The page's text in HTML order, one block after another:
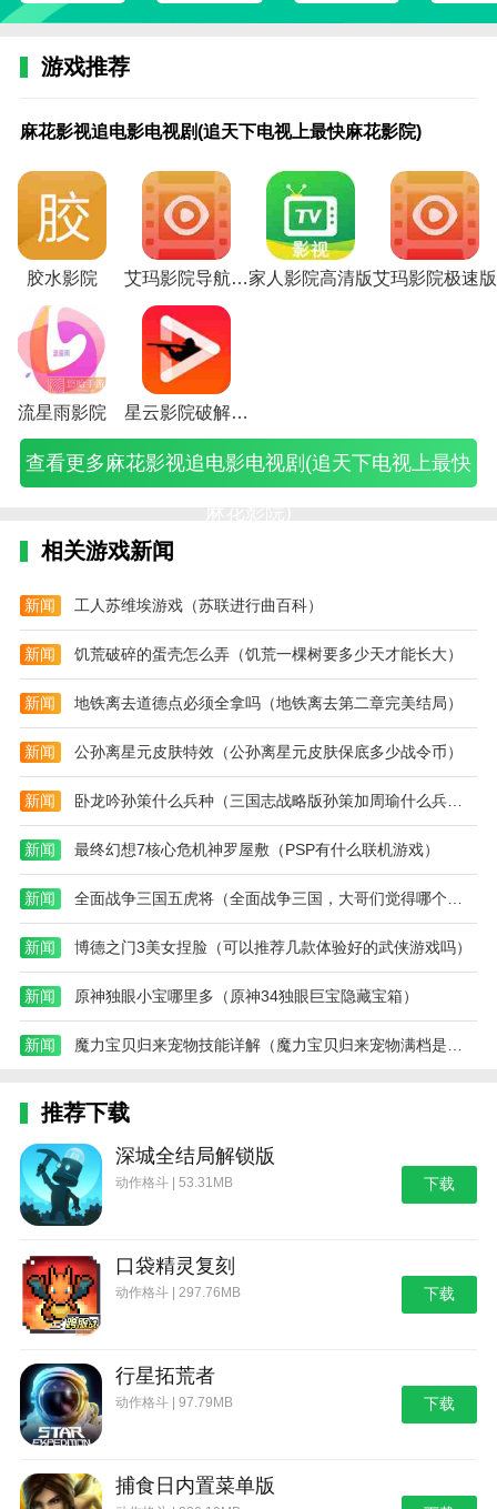
找到最新最全的信息，第一时间推送至系统。
2.还可以点击站内外的海量视频资源库，找到自己感兴
趣的各类内容。
3，老六影院这个软件可以快速升级。会员模式和外挂
老六影院函数
1.还可以自由体验各种优质真人秀的沉浸式观看环境，
接受系统的各种热门内容推送。
朋友分享所有精彩的视频片段。
3.在老六影院软件里，有各种电视频道，有各种电台深
夜播出的美女主播内容，等你来点。
游戏推荐
电影电视剧
(追天下电
花影院)
影怎么评价
影院(淘票
怎么取)
app更改手
机号(万达
更换)
看自己的影
评(淘票票
评价)
票便宜还是
线下买(猫
宜还是影院
便宜)
麻花影视追电影电视剧(追天下电视上最快麻花影院)
胶水影院 艾玛影院导航入口免费视频家人影院高清版艾玛影院极速版
流星雨影院 星云影院破解版下载
查看更多麻花影视追电影电视剧(追天下电视上最快
相关游戏新闻
新闻 工人苏维埃游戏（苏联进行曲百科）
新闻 饥荒破碎的蛋壳怎么弄（饥荒一棵树要多少天才能长大）
新闻 地铁离去道德点必须全拿吗（地铁离去第二章完美结局）
新闻 公孙离星元皮肤特效（公孙离星元皮肤保底多少战令币）
新闻 卧龙吟孙策什么兵种（三国志战略版孙策加周瑜什么兵种）
新闻 最终幻想7核心危机神罗屋敷（PSP有什么联机游戏）
新闻
新闻 博德之门3美女捏脸（可以推荐几款体验好的武侠游戏吗）
新闻 原神独眼小宝哪里多（原神34独眼巨宝隐藏宝箱）
新闻
推荐下载
深城全结局解锁版
动作格斗 | 53.31MB 下载
口袋精灵复刻
动作格斗 | 297.76MB 下载
行星拓荒者
动作格斗 | 97.79MB 下载
捕食日内置菜单版